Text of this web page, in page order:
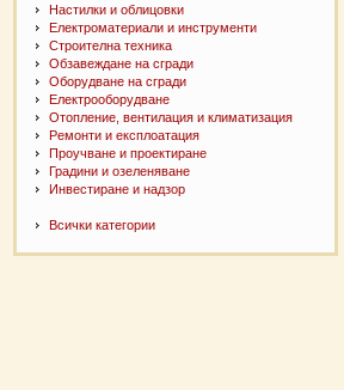
Настилки и oблицовки
Електроматериали и инструменти
Строителна техника
Обзавеждане на сгради
Оборудване на сгради
Електрооборудване
Отопление, вентилация и климатизация
Ремонти и експлоатация
Проучване и проектиране
Градини и озеленяване
Инвестиране и надзор
Всички категории